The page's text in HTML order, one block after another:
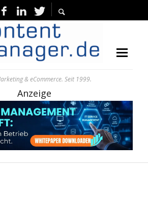
& eCommerce. Seit 1999.
Anzeige